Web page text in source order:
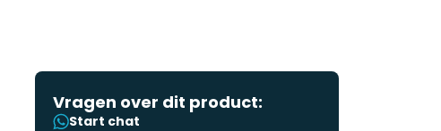
Vragen over dit product:
Start chat